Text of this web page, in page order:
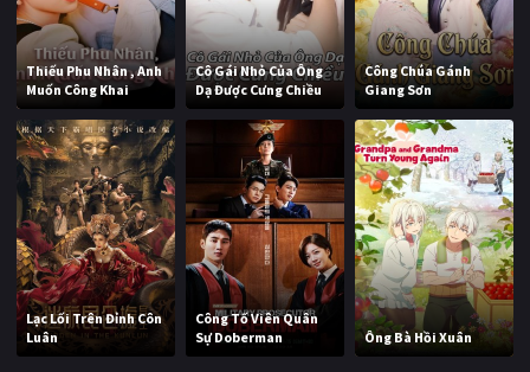
Thiếu Phu Nhân , Anh
Muốn Công Khai
Cô Gái Nhỏ Của Ông
Dạ Được Cưng Chiều
Công Chúa Gánh
Giang Sơn
Lạc Lối Trên Đỉnh Côn
Luân
Công Tố Viên Quân
Sự Doberman
Ông Bà Hồi Xuân